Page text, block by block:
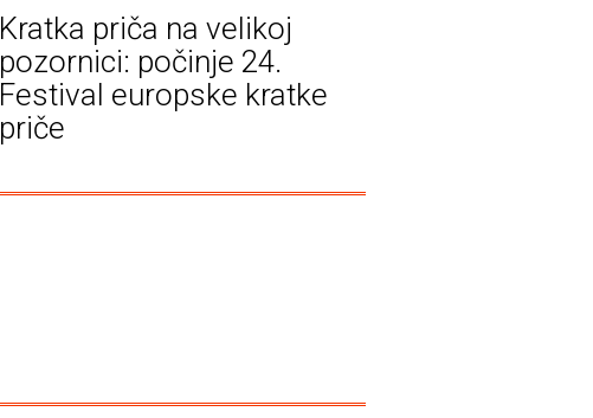
Kratka priča na velikoj
pozornici: počinje 24.
Festival europske kratke
priče